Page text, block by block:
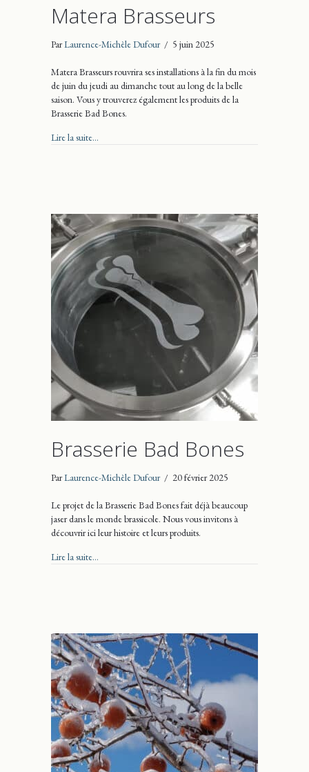
Matera Brasseurs
ParLaurence-Michèle Dufour / 5 juin 2025
Matera Brasseurs rouvrira ses installations à la fin du mois
de juin du jeudi au dimanche tout au long de la belle
saison. Vous y trouverez également les produits de la
Brasserie Bad Bones.
Lire la suite...
Brasserie Bad Bones
ParLaurence-Michèle Dufour / 20 février 2025
Le projet de la Brasserie Bad Bones fait déjà beaucoup
jaser dans le monde brassicole. Nous vous invitons à
découvrir ici leur histoire et leurs produits.
Lire la suite...